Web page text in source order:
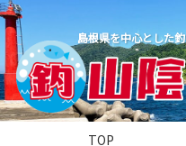
島根県を中心とした
TOP